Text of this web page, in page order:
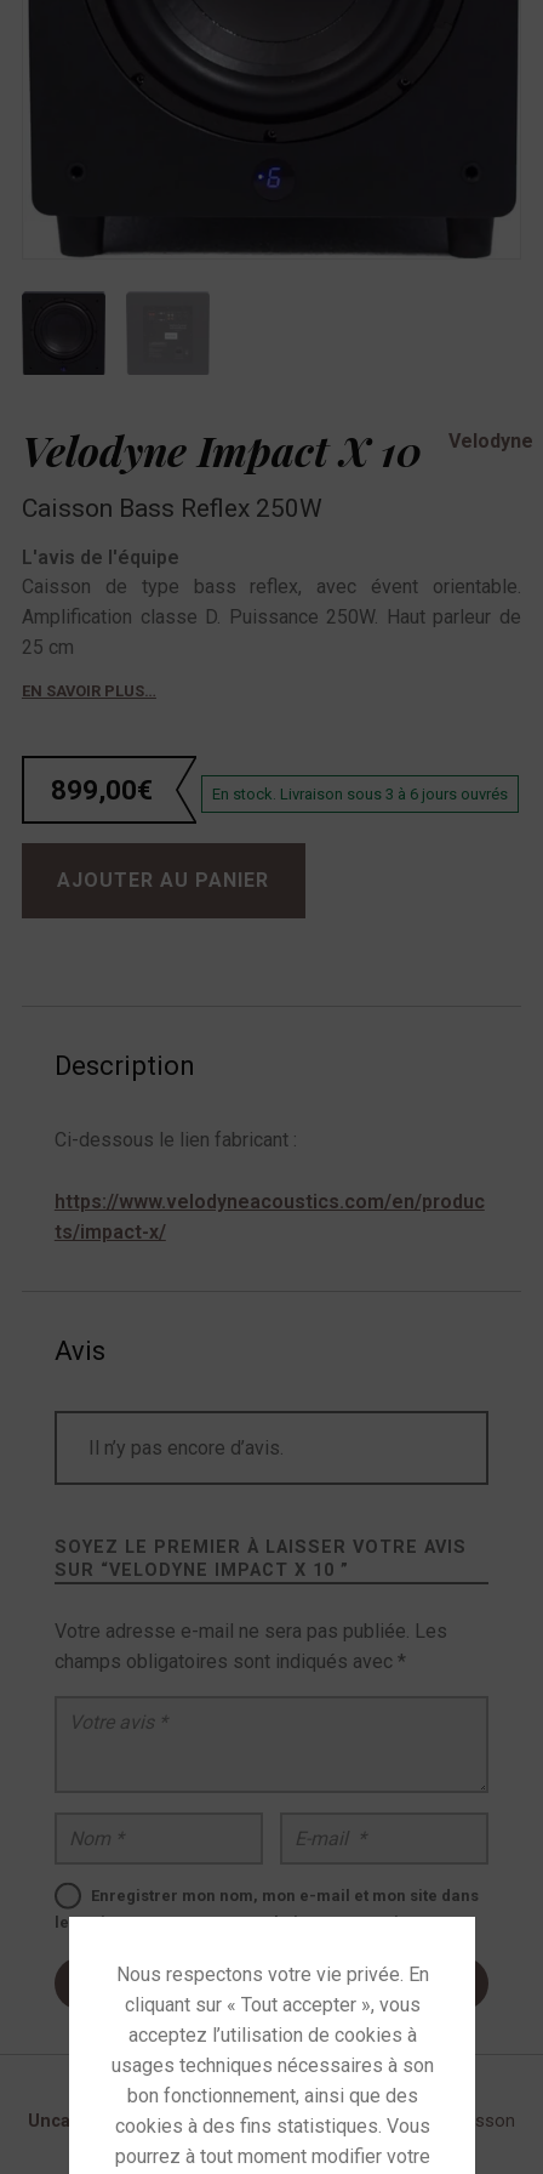
Velodyne Impact X 10
Caisson Bass Reflex 250W
Velodyne
L'avis de l'équipe
Caisson de type bass reflex, avec évent orientable.
Amplification classe D. Puissance 250W. Haut parleur de
25 cm
EN SAVOIR PLUS…
899,00€ En stock. Livraison sous 3 à 6 jours ouvrés
quantité de Velodyne Impact X 10
AJOUTER AU PANIER
Description
Ci-dessous le lien fabricant :
https://www.velodyneacoustics.com/en/produc
ts/impact-x/
Avis
Il n’y pas encore d’avis.
SOYEZ LE PREMIER À LAISSER VOTRE AVIS
SUR “VELODYNE IMPACT X 10 ”
Votre adresse e-mail ne sera pas publiée. Les
champs obligatoires sont indiqués avec *
Enregistrer mon nom, mon e-mail et mon site dans
le navigateur pour mon prochain commentaire.
Catégories :Caissons de basses,Enceintes
Uncategorized
Étiquettes : caisson de basse
caisson
de basse velodyne, velodyne impact